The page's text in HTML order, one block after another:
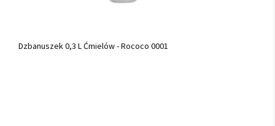
Dzbanuszek 0,3 L Ćmielów - Rococo 0001